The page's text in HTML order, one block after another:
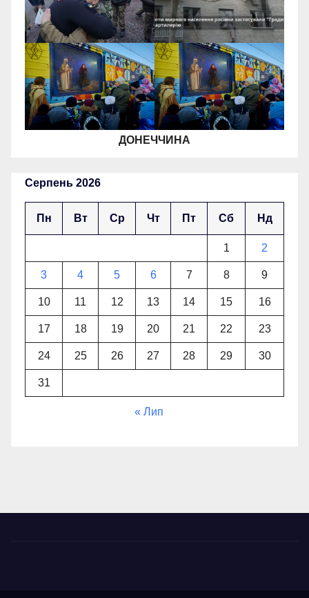
ДОНЕЧЧИНА
Серпень 2026
Пн Вт Ср Чт Пт Сб Нд
1 2
3 4 5 6 7 8 9
10 11 12 13 14 15 16
17 18 19 20 21 22 23
24 25 26 27 28 29 30
31
« Лип